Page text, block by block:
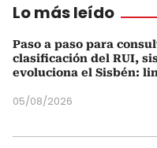
Lo más leído
Paso a paso para
clasificación del RUI,
evoluciona el Sisbén:
05/08/2026